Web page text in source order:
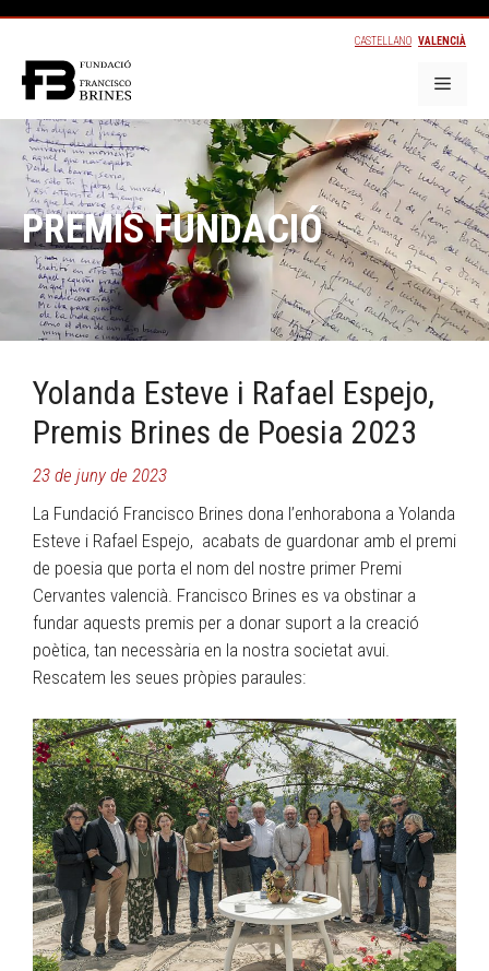
CASTELLANO VALENCIÀ
PREMIS FUNDACIÓ
Yolanda Esteve i Rafael Espejo,
Premis Brines de Poesia 2023
23 de juny de 2023
La Fundació Francisco Brines dona l’enhorabona a Yolanda
Esteve i Rafael Espejo, acabats de guardonar amb el premi
de poesia que porta el nom del nostre primer Premi
Cervantes valencià. Francisco Brines es va obstinar a
fundar aquests premis per a donar suport a la creació
poètica, tan necessària en la nostra societat avui.
Rescatem les seues pròpies paraules: